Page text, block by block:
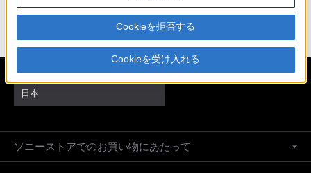
日本
ソニーストアでのお買い物にあたって
Cookieを拒否する
Cookieを受け入れる